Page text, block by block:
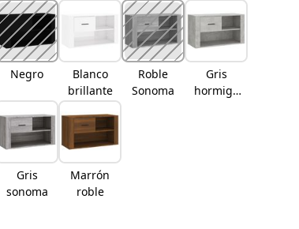
Negro
Blanco
brillante
Roble
Sonoma
Gris
hormigó
Gris
sonoma
Marrón
roble